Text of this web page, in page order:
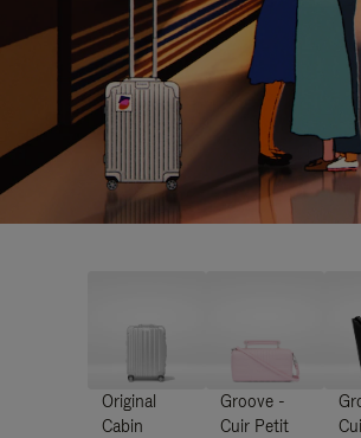
Original
Cabin
Groove -
Cuir Petit